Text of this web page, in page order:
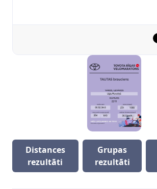
Distances
rezultāti
Grupas
rezultāti